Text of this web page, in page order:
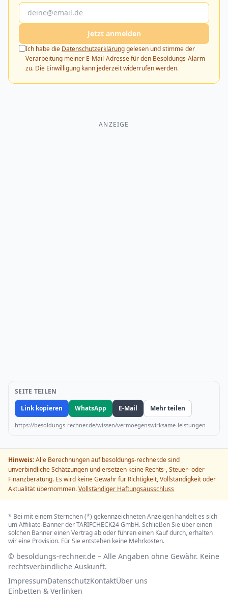
Jetzt anmelden
Ich habe die Datenschutzerklärunggelesen und stimme der
Verarbeitung meiner E-Mail-Adresse für den Besoldungs-Alarm
zu. Die Einwilligung kann jederzeit widerrufen werden.
ANZEIGE
SEITE TEILEN
Link kopieren
WhatsApp E-Mail Mehr teilen
https://besoldungs-rechner.de/wissen/vermoegenswirksame-leistungen
Hinweis:Alle Berechnungen auf besoldungs-rechner.de sind
unverbindliche Schätzungen und ersetzen keine Rechts-, Steuer- oder
Finanzberatung. Es wird keine Gewähr für Richtigkeit, Vollständigkeit oder
Aktualität übernommen.Vollständiger Haftungsausschluss
* Bei mit einem Sternchen (*) gekennzeichneten Anzeigen handelt es sich
um Affiliate-Banner der TARIFCHECK24 GmbH. Schließen Sie über einen
solchen Banner einen Vertrag ab oder führen einen Kauf durch, erhalten
wir eine Provision. Für Sie entstehen keine Mehrkosten.
© besoldungs-rechner.de – Alle Angaben ohne Gewähr. Keine
rechtsverbindliche Auskunft.
ImpressumDatenschutzKontaktÜber uns
Einbetten & Verlinken